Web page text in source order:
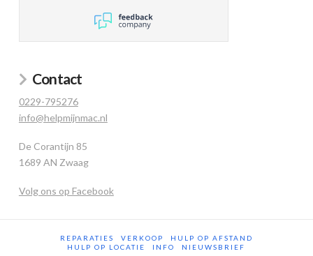
Contact
0229-795276
info@helpmijnmac.nl
De Corantijn 85
1689 AN Zwaag
Volg ons op Facebook
REPARATIES VERKOOP
HULP OP AFSTAND
HULP OP LOCATIE
INFO NIEUWSBRIEF